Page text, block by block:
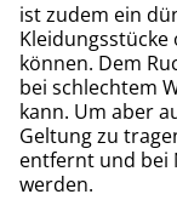
ist zudem ein
können. Dem
bei schlechtem
kann. Um aber
Geltung zu
entfernt und bei
werden.